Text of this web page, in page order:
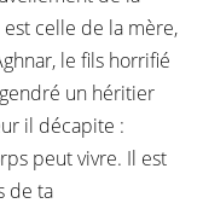
est celle de la mère,
le fils horrifié
un héritier
il décapite :
peut vivre. Il est
de ta